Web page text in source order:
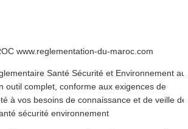
www.reglementation-du-maroc.com
Santé Sécurité et Environnement au
outil complet, conforme aux exigences de
à vos besoins de connaissance et de veille de
sécurité environnement